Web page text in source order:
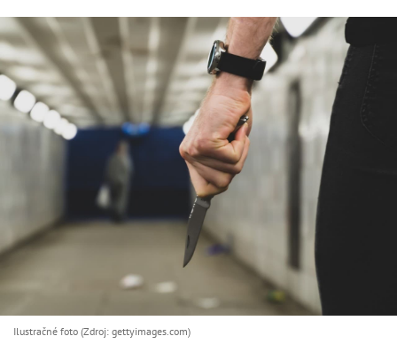
Ilustračné foto (Zdroj: gettyimages.com)